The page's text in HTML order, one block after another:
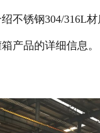
不锈钢304/316L
产品的详细信息。